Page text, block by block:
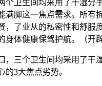
卫生间均采用了干湿分
满脚这一焦点需求。所有
，了业从的私密性和舒服
身体健康保驾护航。（开
三个卫生间均采用了干
3大焦点劣势。